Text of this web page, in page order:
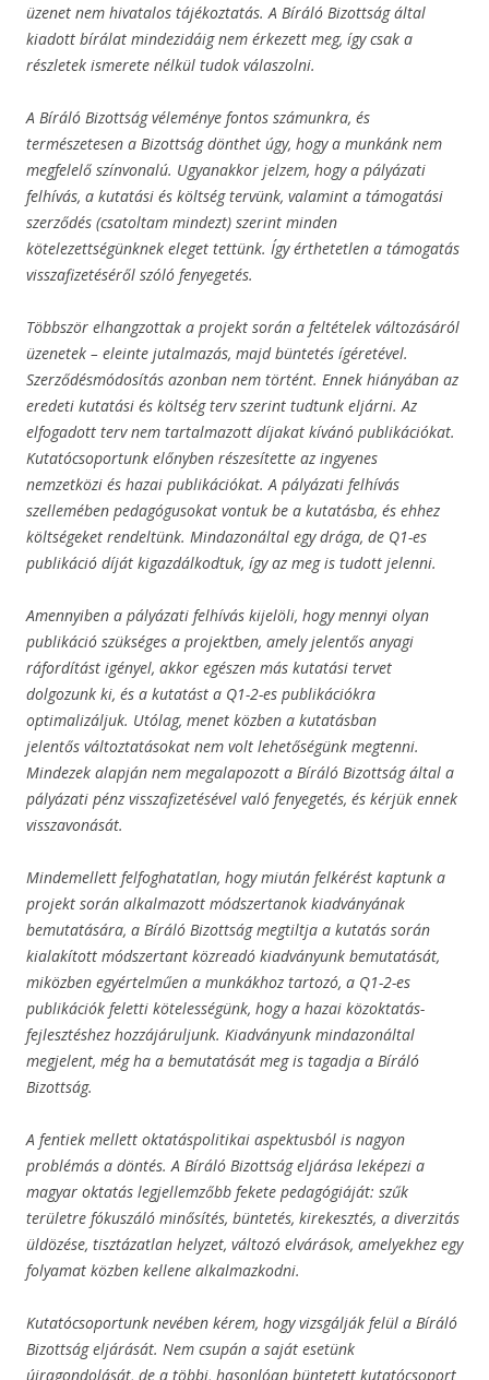
üzenet nem hivatalos tájékoztatás. A Bíráló Bizottság által
kiadott bírálat mindezidáig nem érkezett meg, így csak a
részletek ismerete nélkül tudok válaszolni.
A Bíráló Bizottság véleménye fontos számunkra, és
természetesen a Bizottság dönthet úgy, hogy a munkánk nem
megfelelő színvonalú. Ugyanakkor jelzem, hogy a pályázati
felhívás, a kutatási és költség tervünk, valamint a támogatási
szerződés (csatoltam mindezt) szerint minden
kötelezettségünknek eleget tettünk. Így érthetetlen a támogatás
visszafizetéséről szóló fenyegetés.
Többször elhangzottak a projekt során a feltételek változásáról
üzenetek – eleinte jutalmazás, majd büntetés ígéretével.
Szerződésmódosítás azonban nem történt. Ennek hiányában az
eredeti kutatási és költség terv szerint tudtunk eljárni. Az
elfogadott terv nem tartalmazott díjakat kívánó publikációkat.
Kutatócsoportunk előnyben részesítette az ingyenes
nemzetközi és hazai publikációkat. A pályázati felhívás
szellemében pedagógusokat vontuk be a kutatásba, és ehhez
költségeket rendeltünk. Mindazonáltal egy drága, de Q1-es
publikáció díját kigazdálkodtuk, így az meg is tudott jelenni.
Amennyiben a pályázati felhívás kijelöli, hogy mennyi olyan
publikáció szükséges a projektben, amely jelentős anyagi
ráfordítást igényel, akkor egészen más kutatási tervet
dolgozunk ki, és a kutatást a Q1-2-es publikációkra
optimalizáljuk. Utólag, menet közben a kutatásban
jelentős változtatásokat nem volt lehetőségünk megtenni.
Mindezek alapján nem megalapozott a Bíráló Bizottság által a
pályázati pénz visszafizetésével való fenyegetés, és kérjük ennek
visszavonását.
Mindemellett felfoghatatlan, hogy miután felkérést kaptunk a
projekt során alkalmazott módszertanok kiadványának
bemutatására, a Bíráló Bizottság megtiltja a kutatás során
kialakított módszertant közreadó kiadványunk bemutatását,
miközben egyértelműen a munkákhoz tartozó, a Q1-2-es
publikációk feletti kötelességünk, hogy a hazai közoktatás-
fejlesztéshez hozzájáruljunk. Kiadványunk mindazonáltal
megjelent, még ha a bemutatását meg is tagadja a Bíráló
Bizottság.
A fentiek mellett oktatáspolitikai aspektusból is nagyon
problémás a döntés. A Bíráló Bizottság eljárása leképezi a
magyar oktatás legjellemzőbb fekete pedagógiáját: szűk
területre fókuszáló minősítés, büntetés, kirekesztés, a diverzitás
üldözése, tisztázatlan helyzet, változó elvárások, amelyekhez egy
folyamat közben kellene alkalmazkodni.
Kutatócsoportunk nevében kérem, hogy vizsgálják felül a Bíráló
Bizottság eljárását. Nem csupán a saját esetünk
újragondolását, de a többi, hasonlóan büntetett kutatócsoport